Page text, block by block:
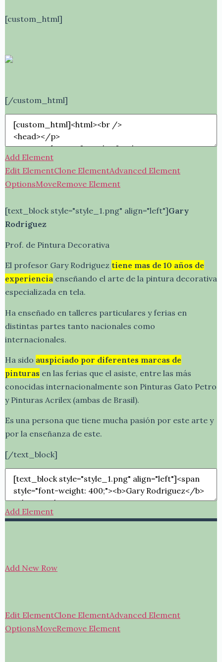
[custom_html]
[/custom_html]
Add Element
Edit ElementClone ElementAdvanced Element
OptionsMoveRemove Element
[text_block style="style_1.png" align="left"]Gary
Rodriguez
Prof. de Pintura Decorativa
El profesor Gary Rodriguez tiene mas de 10 años de
experiencia enseñando el arte de la pintura decorativa
especializada en tela.
Ha enseñado en talleres particulares y ferias en
distintas partes tanto nacionales como
internacionales.
Ha sido auspiciado por diferentes marcas de
pinturas en las ferias que el asiste, entre las más
conocidas internacionalmente son Pinturas Gato Petro
y Pinturas Acrilex (ambas de Brasil).
Es una persona que tiene mucha pasión por este arte y
por la enseñanza de este.
[/text_block]
Add Element
Add New Row
Edit ElementClone ElementAdvanced Element
OptionsMoveRemove Element